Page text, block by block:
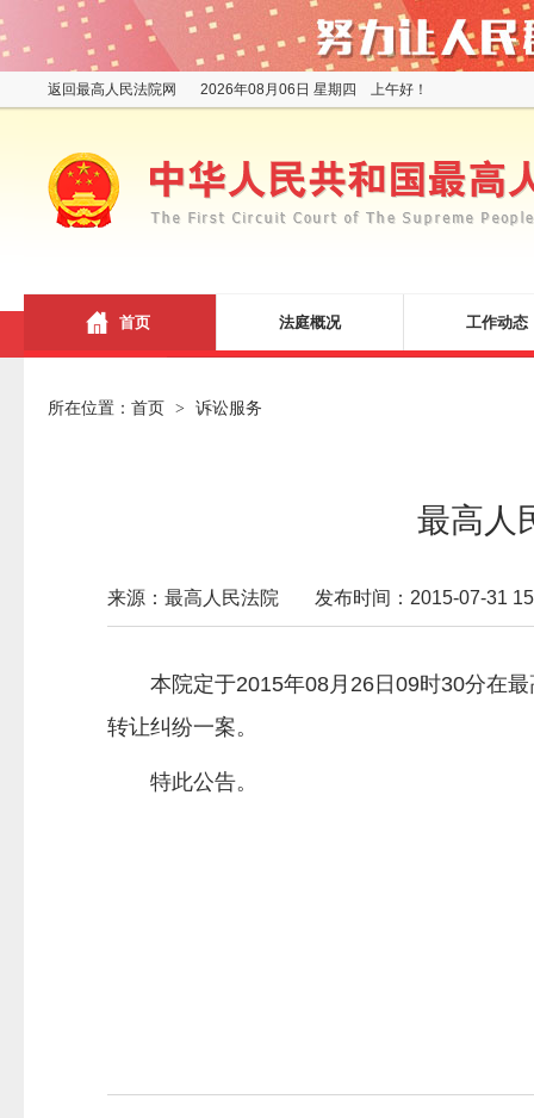
返回最高人民法院网 2026年08月06日 星期四 上午好！
首页 法庭概况 工作动态
所在位置： 首页 > 诉讼服务
最高人
来源：最高人民法院 发布时间：2015-07-31
本院定于2015年08月26日09时30分在
转让纠纷一案。
特此公告。